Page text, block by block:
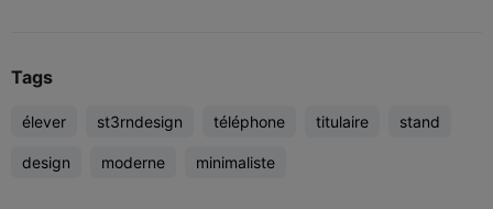
Tags
élever st3rndesign téléphone titulaire stand
design moderne minimaliste